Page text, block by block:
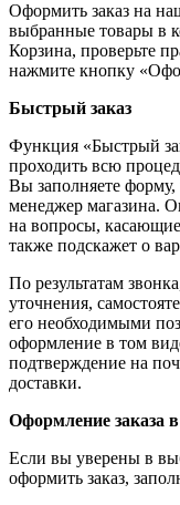
Оформить заказ на
выбранные товары в
Корзина, проверьте
нажмите кнопку
Быстрый заказ
Функция «Быстрый
проходить всю
Вы заполняете форму,
менеджер магазина.
на вопросы,
также подскажет о
По результатам
уточнения,
его необходимыми
оформление в том
подтверждение на
доставки.
Оформление заказа
Если вы уверены в
оформить заказ,